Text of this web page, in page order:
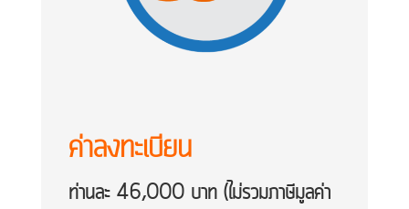
ค่าลงทะเบียน
ท่านละ 46,000 บาท (ไม่รวมภาษีมูลค่า